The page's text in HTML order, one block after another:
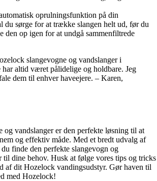
oprulningsfunktion på din
du sørge for at trække slangen helt ud, før du
den op igen for at undgå sammenfiltrede
slangevogne og vandslanger i
har altid været pålidelige og holdbare. Jeg
dem til enhver haveejere. – Karen,
og vandslanger er den perfekte løsning til at
og effektiv måde. Med et bredt udvalg af
finde den perfekte slangevogn og
til dine behov. Husk at følge vores tips og tricks
af dit Hozelock vandingsudstyr. Gør haven til
med Hozelock!